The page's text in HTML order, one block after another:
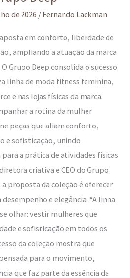
de 2026 / Fernando Lackman
em conforto, liberdade de
ampliando a atuação da marca
Grupo Deep consolida o sucesso
linha de moda fitness feminina,
e nas lojas físicas da marca.
a rotina da mulher
peças que aliam conforto,
e sofisticação, unindo
a prática de atividades físicas
criativa e CEO do Grupo
a proposta da coleção é oferecer
e elegância. “A linha
olhar: vestir mulheres que
e sofisticação em todos os
da coleção mostra que
para o movimento,
que faz parte da essência da